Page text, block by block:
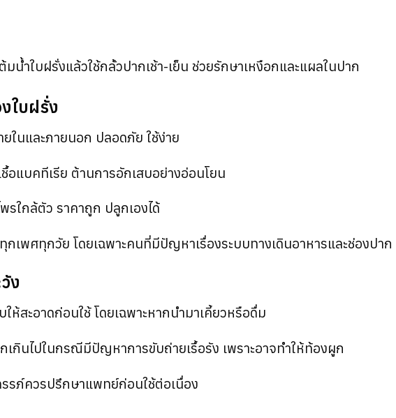
ต้มน้ำใบฝรั่งแล้วใช้กลั้วปากเช้า-เย็น ช่วยรักษาเหงือกและแผลในปาก
ใบฝรั่ง
ยในและภายนอก ปลอดภัย ใช้ง่าย
อแบคทีเรีย ต้านการอักเสบอย่างอ่อนโยน
รใกล้ตัว ราคาถูก ปลูกเองได้
กเพศทุกวัย โดยเฉพาะคนที่มีปัญหาเรื่องระบบทางเดินอาหารและช่องปาก
ง
ให้สะอาดก่อนใช้ โดยเฉพาะหากนำมาเคี้ยวหรือดื่ม
เกินไปในกรณีมีปัญหาการขับถ่ายเรื้อรัง เพราะอาจทำให้ท้องผูก
รภ์ควรปรึกษาแพทย์ก่อนใช้ต่อเนื่อง